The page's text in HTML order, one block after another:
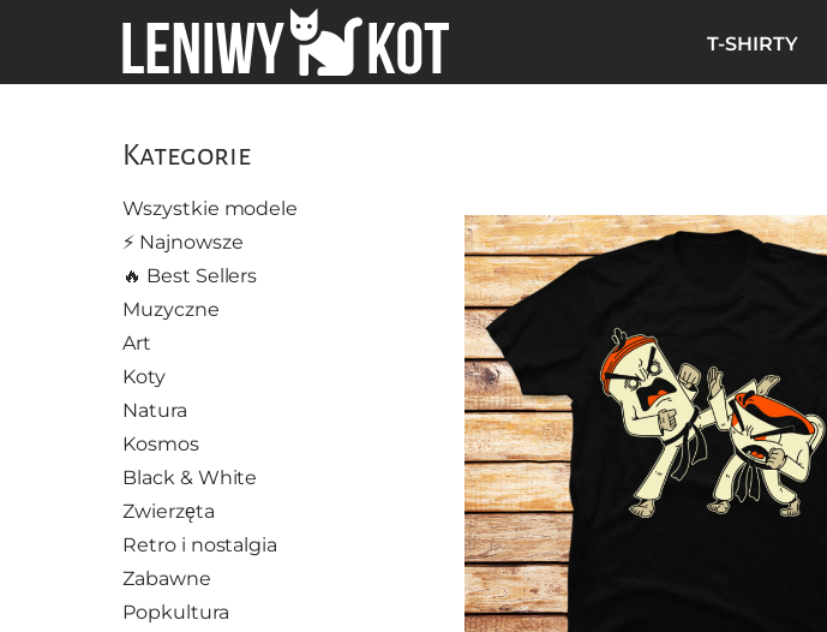
T-SHIRTY
Kategorie
Wszystkie modele
⚡️ Najnowsze
🔥 Best Sellers
Muzyczne
Art
Koty
Natura
Kosmos
Black & White
Zwierzęta
Retro i nostalgia
Zabawne
Popkultura